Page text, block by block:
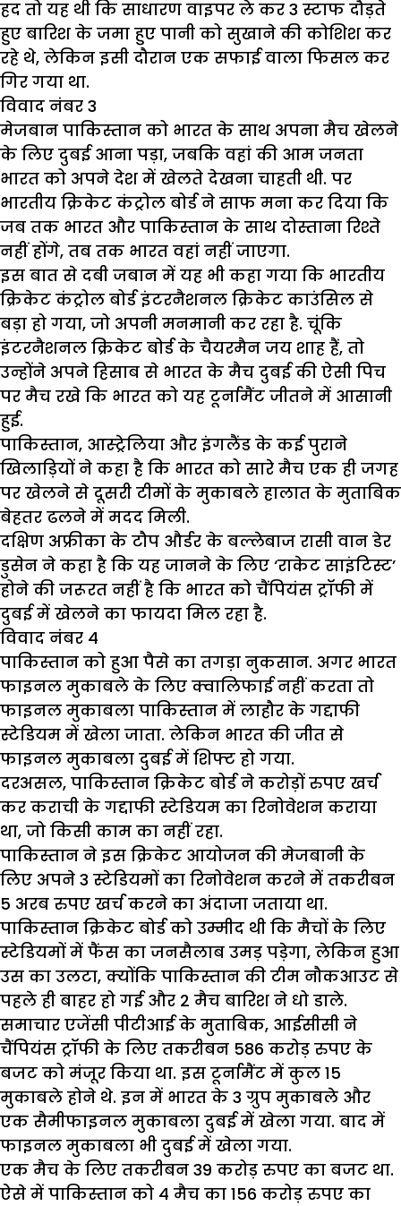
हद तो यह थी कि साधारण वाइपर ले कर 3 स्टाफ दौड़ते
हुए बारिश के जमा हुए पानी को सुखाने की कोशिश कर
रहे थे, लेकिन इसी दौरान एक सफाई वाला फिसल कर
गिर गया था.
विवाद नंबर 3
मेजबान पाकिस्तान को भारत के साथ अपना मैच खेलने
के लिए दुबई आना पड़ा, जबकि वहां की आम जनता
भारत को अपने देश में खेलते देखना चाहती थी. पर
भारतीय क्रिकेट कंट्रोल बोर्ड ने साफ मना कर दिया कि
जब तक भारत और पाकिस्तान के साथ दोस्ताना रिश्ते
नहीं होंगे, तब तक भारत वहां नहीं जाएगा.
इस बात से दबी जबान में यह भी कहा गया कि भारतीय
क्रिकेट कंट्रोल बोर्ड इंटरनैशनल क्रिकेट काउंसिल से
बड़ा हो गया, जो अपनी मनमानी कर रहा है. चूंकि
इंटरनैशनल क्रिकेट बोर्ड के चैयरमैन जय शाह हैं, तो
उन्होंने अपने हिसाब से भारत के मैच दुबई की ऐसी पिच
पर मैच रखे कि भारत को यह टूर्नामैंट जीतने में आसानी
हुई.
पाकिस्तान, आस्ट्रेलिया और इंगलैंड के कई पुराने
खिलाड़ियों ने कहा है कि भारत को सारे मैच एक ही जगह
पर खेलने से दूसरी टीमों के मुकाबले हालात के मुताबिक
बेहतर ढलने में मदद मिली.
दक्षिण अफ्रीका के टौप और्डर के बल्लेबाज रासी वान डेर
डुसेन ने कहा है कि यह जानने के लिए ‘राकेट साइंटिस्ट’
होने की जरूरत नहीं है कि भारत को चैंपियंस ट्रॉफी में
दुबई में खेलने का फायदा मिल रहा है.
विवाद नंबर 4
पाकिस्तान को हुआ पैसे का तगड़ा नुकसान. अगर भारत
फाइनल मुकाबले के लिए क्वालिफाई नहीं करता तो
फाइनल मुकाबला पाकिस्तान में लाहौर के गद्दाफी
स्टेडियम में खेला जाता. लेकिन भारत की जीत से
फाइनल मुकाबला दुबई में शिफ्ट हो गया.
दरअसल, पाकिस्तान क्रिकेट बोर्ड ने करोड़ों रुपए खर्च
कर कराची के गद्दाफी स्टेडियम का रिनोवेशन कराया
था, जो किसी काम का नहीं रहा.
पाकिस्तान ने इस क्रिकेट आयोजन की मेजबानी के
लिए अपने 3 स्टेडियमों का रिनोवेशन करने में तकरीबन
5 अरब रुपए खर्च करने का अंदाजा जताया था.
पाकिस्तान क्रिकेट बोर्ड को उम्मीद थी कि मैचों के लिए
स्टेडियमों में फैंस का जनसैलाब उमड़ पड़ेगा, लेकिन हुआ
उस का उलटा, क्योंकि पाकिस्तान की टीम नौकआउट से
पहले ही बाहर हो गई और 2 मैच बारिश ने धो डाले.
समाचार एजेंसी पीटीआई के मुताबिक, आईसीसी ने
चैंपियंस ट्रॉफी के लिए तकरीबन 586 करोड़ रुपए के
बजट को मंजूर किया था. इस टूर्नामैंट में कुल 15
मुकाबले होने थे. इन में भारत के 3 ग्रुप मुकाबले और
एक सैमीफाइनल मुकाबला दुबई में खेला गया. बाद में
फाइनल मुकाबला भी दुबई में खेला गया.
एक मैच के लिए तकरीबन 39 करोड़ रुपए का बजट था.
ऐसे में पाकिस्तान को 4 मैच का 156 करोड़ रुपए का